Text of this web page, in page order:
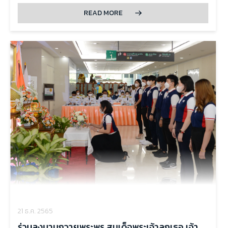
กับโรงพยาบาลจุฬาลงกรณ์ สภากาชาดไทย เพื่อดูแลพระภิกษุสงฆ์
อาพาธในหอผู้ป่วย ณ อาคารภูมิสิริมังคลานุสรณ์ ชั้น 28 เมื่อวันที่ 20
READ MORE
21 ธ.ค. 2565